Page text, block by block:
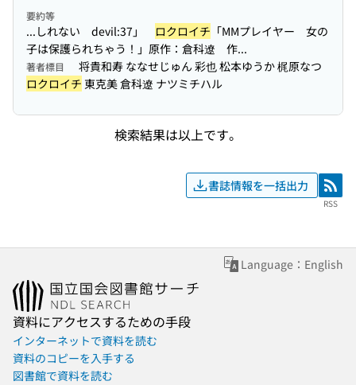
要約等
...しれない devil:37」 ロクロイチ 「MMプレイヤー 女の
子は保護られちゃう！」原作：倉科遼 作...
著者標目
将貴和寿 ななせじゅん 彩也 松本ゆうか 梶原なつ
ロクロイチ 東克美 倉科遼 ナツミチハル
検索結果は以上です。
書誌情報を一括出力 RSS
RSS
Language：English
資料にアクセスするための手段
インターネットで資料を読む
資料のコピーを入手する
図書館で資料を読む